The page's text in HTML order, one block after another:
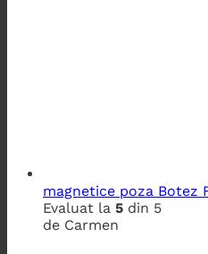
magnetice poza Botez
Evaluat la 5 din 5
de Carmen